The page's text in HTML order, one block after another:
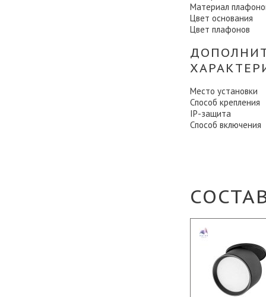
Материал
Цвет основания
Цвет плафонов
Место установки
Способ крепления
IP-защита
Способ включения